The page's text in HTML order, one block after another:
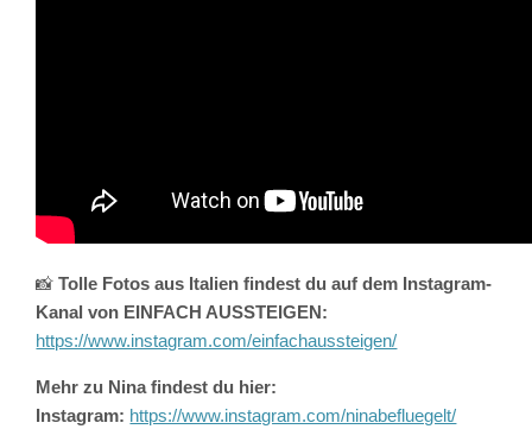
📸Tolle Fotos aus Italien findest du auf dem Instagram-
Kanal von EINFACH AUSSTEIGEN:
https://www.instagram.com/einfachaussteigen/
Mehr zu Nina findest du hier:
Instagram: https://www.instagram.com/ninabefluegelt/